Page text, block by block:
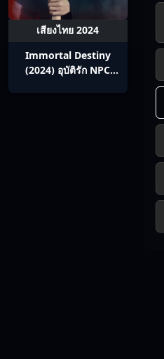
เสียงไทย 2024
Immortal Destiny
(2024) อุบัติรัก NPC